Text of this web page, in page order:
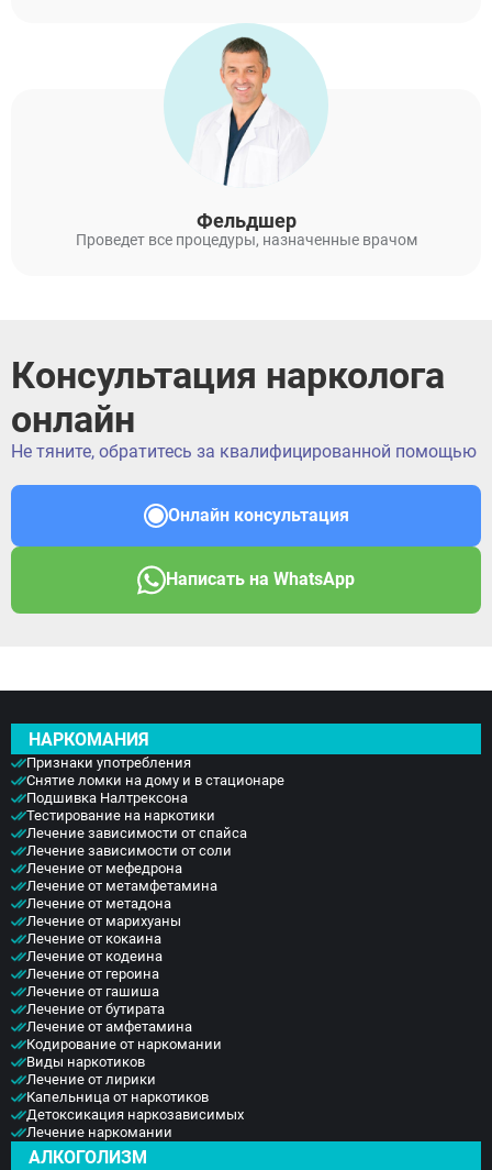
Фельдшер
Проведет все процедуры, назначенные врачом
Консультация нарколога
онлайн
Не тяните, обратитесь за квалифицированной помощью
Онлайн консультация
Написать на WhatsApp
НАРКОМАНИЯ
Признаки употребления
Снятие ломки на дому и в стационаре
Подшивка Налтрексона
Тестирование на наркотики
Лечение зависимости от спайса
Лечение зависимости от соли
Лечение от мефедрона
Лечение от метамфетамина
Лечение от метадона
Лечение от марихуаны
Лечение от кокаина
Лечение от кодеина
Лечение от героина
Лечение от гашиша
Лечение от бутирата
Лечение от амфетамина
Кодирование от наркомании
Виды наркотиков
Лечение от лирики
Капельница от наркотиков
Детоксикация наркозависимых
Лечение наркомании
АЛКОГОЛИЗМ